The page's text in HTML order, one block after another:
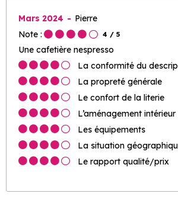
Mars 2024
Pierre
Note :
4 / 5
Une cafetière nespresso
La conformité du
La propreté générale
Le confort de la literie
L’aménagement
Les équipements
La situation
Le rapport qualité/prix